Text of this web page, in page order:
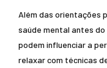
Além das orientações
saúde mental antes
podem influenciar a
relaxar com técnicas